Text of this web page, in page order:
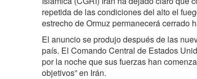
repetida de las condiciones del alto el
estrecho de Ormuz permanecerá cerrado
El anuncio se produjo después de las
país. El Comando Central de Estados
por la noche que sus fuerzas han
objetivos” en Irán.